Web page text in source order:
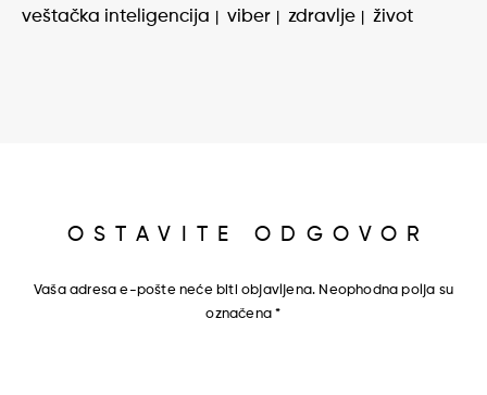
veštačka inteligencija viber zdravlje život
OSTAVITE ODGOVOR
Vaša adresa e-pošte neće biti objavljena. Neophodna polja su
označena*